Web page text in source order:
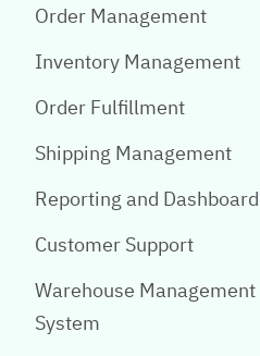
Order Management
Inventory Management
Order Fulfillment
Shipping Management
Reporting and Dashboard
Customer Support
Warehouse Management
System